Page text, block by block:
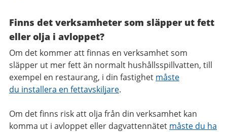
Finns det verksamheter som släpper ut fett
eller olja i avloppet?
Om det kommer att finnas en verksamhet som
släpper ut mer fett än normalt hushållsspillvatten, till
exempel en restaurang, i din fastighet måste
du installera en fettavskiljare.
Om det finns risk att olja från din verksamhet kan
komma ut i avloppet eller dagvattennätet måste du ha